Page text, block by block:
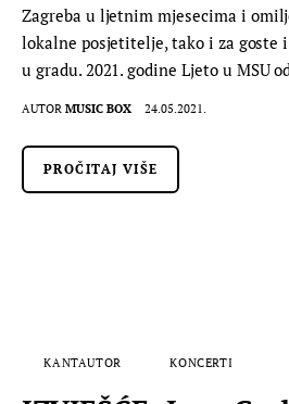
Zagreba u ljetnim mjesecima i
lokalne posjetitelje, tako i za goste
u gradu. 2021. godine Ljeto u MSU
AUTOR MUSIC BOX 24.05.2021.
PROČITAJ VIŠE
KANTAUTOR KONCERTI